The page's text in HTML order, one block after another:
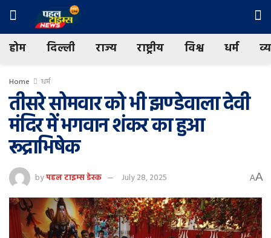
होम दिल्ली राज्य राष्ट्रीय विश्व धर्म
Home धर्म
तीसरे सोमवार को भी झण्डेवाला देवी
मंदिर में भगवान शंकर का हुआ
रूद्राभिषेक
byपहल टाइम्स डेस्क July 28, 2025 AA